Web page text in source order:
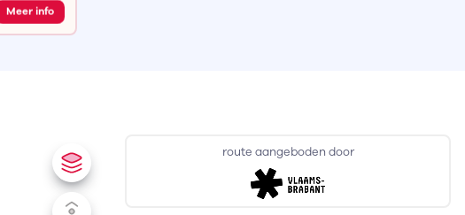
Meer info
route aangeboden door